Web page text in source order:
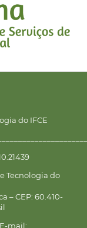
do IFCE
Tecnologia do
– CEP: 60.410-
mail: